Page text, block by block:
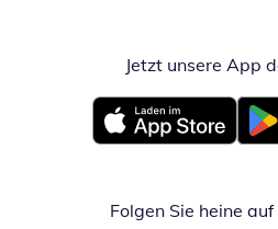
Jetzt unsere App
Öffnet in neuem
Folgen Sie heine